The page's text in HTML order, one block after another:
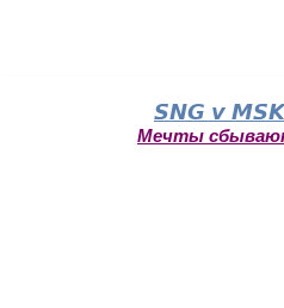
𝙎𝙉𝙂 𝙫
Мечты